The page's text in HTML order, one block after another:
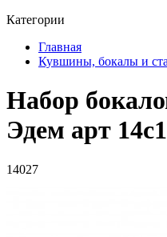
Категории
Главная
Кувшины, бокалы и
Набор
Эдем арт
14027